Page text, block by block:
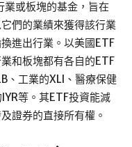
或板塊的基金，旨在
們的業績來獲得該行業
進出行業。以美國ETF
和板塊都有各自的ETF
、工業的XLI、醫療保健
等。其ETF投資能減
證券的直接所有權。